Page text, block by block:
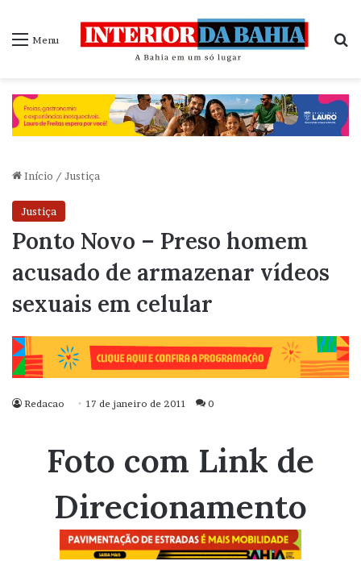
Menu
Início / Justiça
Justiça
Ponto Novo – Preso homem
acusado de armazenar vídeos
sexuais em celular
Redacao 17 de janeiro de 2011 0
Foto com Link de
Direcionamento